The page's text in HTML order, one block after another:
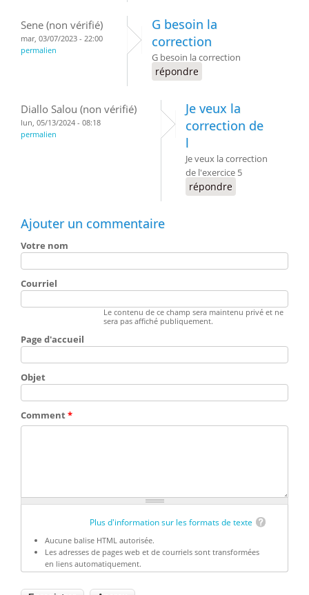
Sene (non vérifié)
mar, 03/07/2023 - 22:00
permalien
G besoin la
correction
G besoin la correction
répondre
Diallo Salou (non vérifié)
lun, 05/13/2024 - 08:18
permalien
Je veux la
correction de
l
Je veux la correction
de l'exercice 5
répondre
Ajouter un commentaire
Votre nom
Courriel
Le contenu de ce champ sera maintenu privé et ne
sera pas affiché publiquement.
Page d'accueil
Objet
Comment*
Plus d'information sur les formats de texte
Aucune balise HTML autorisée.
Les adresses de pages web et de courriels sont transformées
en liens automatiquement.